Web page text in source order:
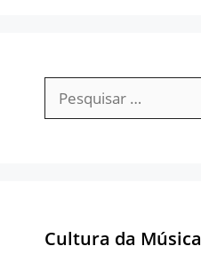
por:
Cultura da Música